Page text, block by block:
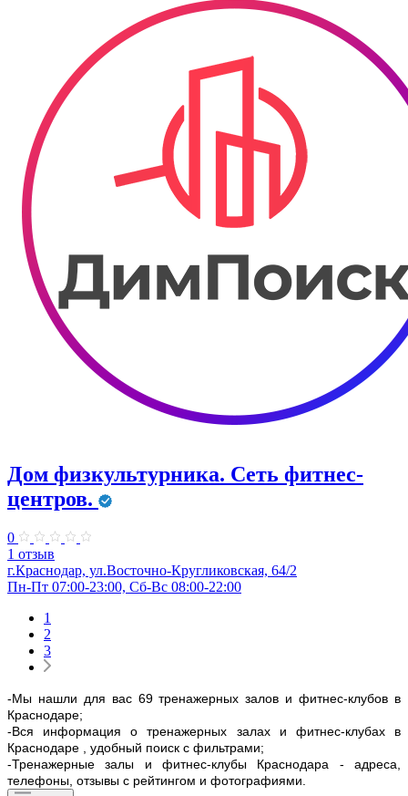
Дом физкультурника. Сеть фитнес-
центров.
0
1 отзыв
г.Краснодар, ул.Восточно-Кругликовская, 64/2
Пн-Пт 07:00-23:00, Сб-Вс 08:00-22:00
1
2
3
-Мы нашли для вас 69 тренажерных залов и фитнес-клубов в
Краснодаре;
-Вся информация о тренажерных залах и фитнес-клубах в
Краснодаре , удобный поиск с фильтрами;
-Тренажерные залы и фитнес-клубы Краснодара - адреса,
телефоны, отзывы с рейтингом и фотографиями.